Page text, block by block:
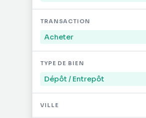
Mayotte
Saint-Barthélémy
TRANSACTION
Acheter
TYPE DE BIEN
Dépôt / Entrepôt
VILLE